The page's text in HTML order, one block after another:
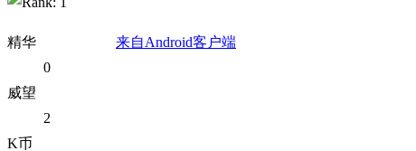
精华
0
威望
2
K币
来自Android客户端